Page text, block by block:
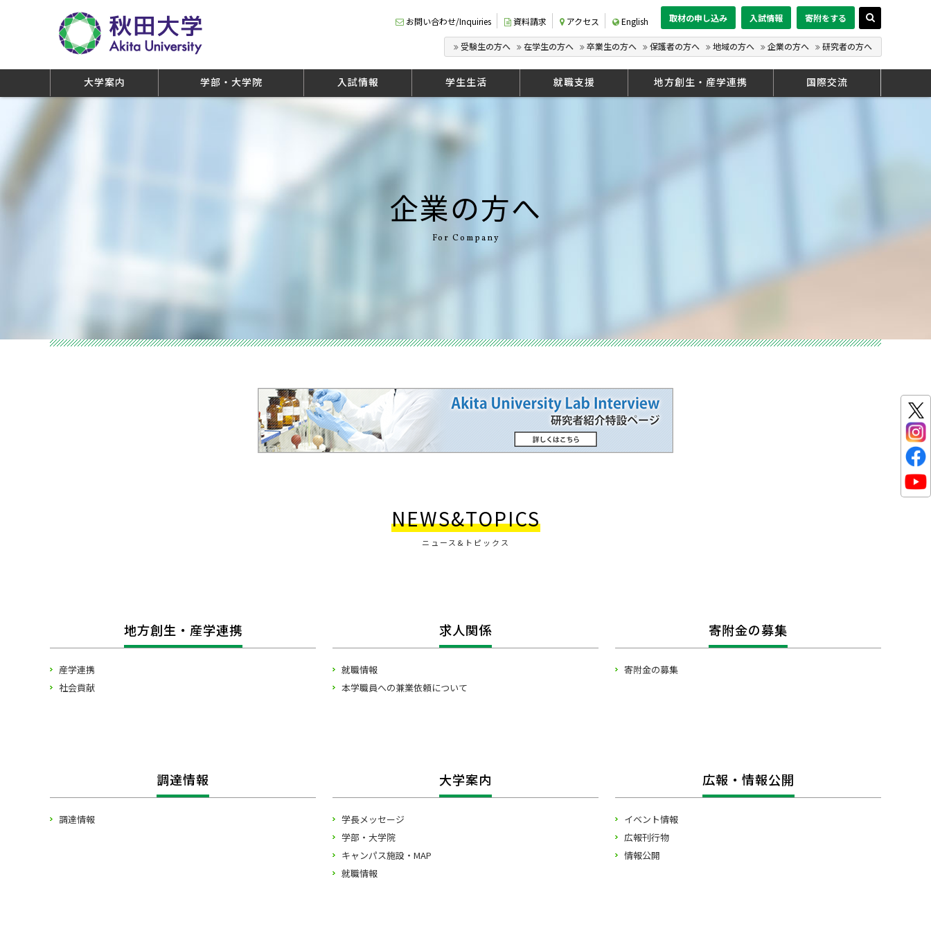
お問い合わせ/Inquiries 資料請求 アクセス English 取材の申し込み 入試情報 寄附をする
受験生の方へ 在学生の方へ 卒業生の方へ 保護者の方へ 地域の方へ 企業の方へ 研究者の方へ
大学案内 学部・大学院 入試情報 学生生活 就職支援 地方創生・産学連携 国際交流
企業の方へ
For Company
NEWS&TOPICS
ニュース&トピックス
地方創生・産学連携
産学連携
社会貢献
求人関係
就職情報
本学職員への兼業依頼について
寄附金の募集
寄附金の募集
調達情報
調達情報
大学案内
学長メッセージ
学部・大学院
キャンパス施設・MAP
就職情報
広報・情報公開
イベント情報
広報刊行物
情報公開